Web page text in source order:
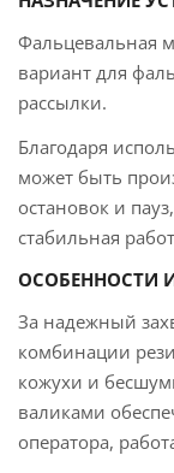
Фальцевальная
вариант для
рассылки.
Благодаря
может быть
остановок и
стабильная
ОСОБЕННОСТИ
За надежный
комбинации
кожухи и
валиками
оператора,